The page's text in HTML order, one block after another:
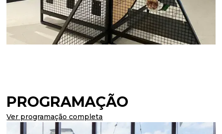
PROGRAMAÇÃO
Ver programação completa